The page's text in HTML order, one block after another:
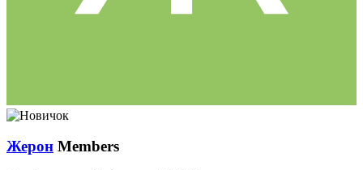
Жерон Members